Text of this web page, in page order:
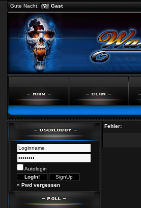
Gute Nacht, Gast
Autologin
» Pwd vergessen
Fehler: